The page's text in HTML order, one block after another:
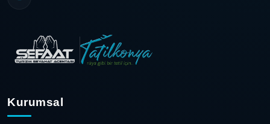
Kurumsal